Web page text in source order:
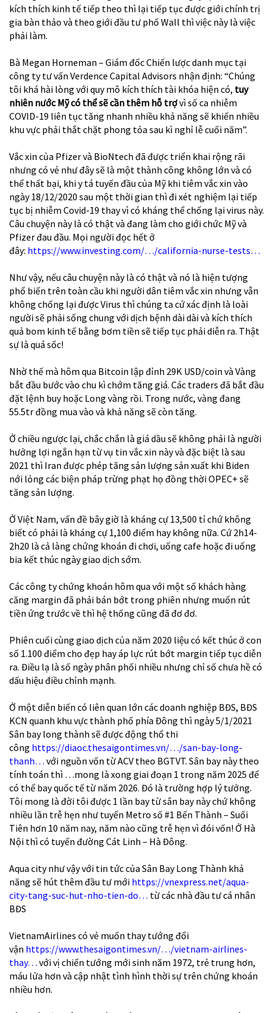
kích thích kinh tế tiếp theo thì lại tiếp tục được giới chính trị
gia bàn thảo và theo giới đầu tư phố Wall thì việc này là việc
phải làm.
Bà Megan Horneman – Giám đốc Chiến lược danh mục tại
công ty tư vấn Verdence Capital Advisors nhận định: “Chúng
tôi khá hài lòng với quy mô kích thích tài khóa hiện có, tuy
nhiên nước Mỹ có thể sẽ cần thêm hỗ trợvì số ca nhiễm
COVID-19 liên tục tăng nhanh nhiều khả năng sẽ khiến nhiều
khu vực phải thắt chặt phong tỏa sau kì nghỉ lễ cuối năm”.
Vắc xin của Pfizer và BioNtech đã được triển khai rộng rãi
nhưng có vẻ như đây sẽ là một thành công không lớn và có
thể thất bại, khi y tá tuyến đầu của Mỹ khi tiêm vắc xin vào
ngày 18/12/2020 sau một thời gian thì đi xét nghiệm lại tiếp
tục bị nhiễm Covid-19 thay vì có kháng thể chống lại virus này.
Câu chuyện này là có thật và đang làm cho giới chức Mỹ và
Pfizer đau đầu. Mọi người đọc hết ở
đây: https://www.investing.com/…/california-nurse-tests…
Như vậy, nếu câu chuyện này là có thật và nó là hiện tượng
phổ biến trên toàn cầu khi người dân tiêm vắc xin nhưng vẫn
không chống lại được Virus thì chúng ta cứ xác định là loài
người sẽ phải sống chung với dịch bệnh dài dài và kích thích
quả bom kinh tế bằng bơm tiền sẽ tiếp tục phải diễn ra. Thật
sự là quá sốc!
Nhờ thế mà hôm qua Bitcoin lập đỉnh 29K USD/coin và Vàng
bắt đầu bước vào chu kì chớm tăng giá. Các traders đã bắt đầu
đặt lệnh buy hoặc Long vàng rồi. Trong nước, vàng đang
55.5tr đồng mua vào và khả năng sẽ còn tăng.
Ở chiều ngược lại, chắc chắn là giá dầu sẽ không phải là người
hưởng lợi ngắn hạn từ vụ tin vắc xin này và đặc biệt là sau
2021 thì Iran được phép tăng sản lượng sản xuất khi Biden
nới lỏng các biện pháp trừng phạt họ đồng thời OPEC+ sẽ
tăng sản lượng.
Ở Việt Nam, vấn đề bây giờ là kháng cự 13,500 tỉ chứ không
biết có phải là kháng cự 1,100 điểm hay không nữa. Cứ 2h14-
2h20 là cả làng chứng khoán đi chơi, uống cafe hoặc đi uống
bia kết thúc ngày giao dịch sớm.
Các công ty chứng khoán hôm qua với một số khách hàng
căng margin đã phải bán bớt trong phiên nhưng muốn rút
tiền ứng trước về thì hệ thống cũng đã đơ đơ.
Phiên cuối cùng giao dịch của năm 2020 liệu có kết thúc ở con
số 1.100 điểm cho đẹp hay áp lực rút bớt margin tiếp tục diễn
ra. Điều lạ là số ngày phân phối nhiều nhưng chỉ số chưa hề có
dấu hiệu điều chỉnh mạnh.
Ở một diễn biến có liên quan lớn các doanh nghiệp BĐS, BĐS
KCN quanh khu vực thành phố phía Đông thì ngày 5/1/2021
Sân bay long thành sẽ được động thổ thi
công https://diaoc.thesaigontimes.vn/…/san-bay-long-
thanh… với nguồn vốn từ ACV theo BGTVT. Sân bay này theo
tính toán thì …mong là xong giai đoạn 1 trong năm 2025 để
có thể bay quốc tế từ năm 2026. Đó là trường hợp lý tưởng.
Tôi mong là đời tôi được 1 lần bay từ sân bay này chứ không
nhiều lần trễ hẹn như tuyến Metro số #1 Bến Thành – Suối
Tiên hơn 10 năm nay, năm nào cũng trễ hẹn vì đói vốn! Ở Hà
Nội thì có tuyến đường Cát Linh – Hà Đông.
Aqua city như vậy với tin tức của Sân Bay Long Thành khả
năng sẽ hút thêm đầu tư mới https://vnexpress.net/aqua-
city-tang-suc-hut-nho-tien-do… từ các nhà đầu tư cá nhân
BĐS
VietnamAirlines có vẻ muốn thay tướng đổi
vận https://www.thesaigontimes.vn/…/vietnam-airlines-
thay… với vị chiến tướng mới sinh năm 1972, trẻ trung hơn,
máu lửa hơn và cập nhật tình hình thời sự trên chứng khoán
nhiều hơn.